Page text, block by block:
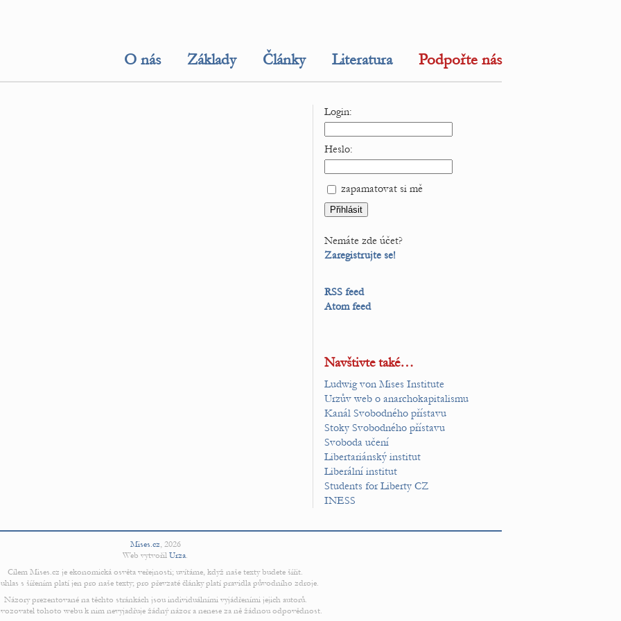
O nás Základy Články Literatura Podpořte nás
Login:
Heslo:
zapamatovat si mě
Nemáte zde účet?
Zaregistrujte se!
RSS feed
Atom feed
Navštivte také…
Ludwig von Mises Institute
Urzův web o anarchokapitalismu
Kanál Svobodného přístavu
Stoky Svobodného přístavu
Svoboda učení
Libertariánský institut
Liberální institut
Students for Liberty CZ
INESS
Mises.cz, 2026
Web vytvořil Urza.
Cílem Mises.cz je ekonomická osvěta veřejnosti; uvítáme, když naše texty budete šířit.
s šířením platí jen pro naše texty; pro převzaté články platí pravidla původního zdroje.
Názory prezentované na těchto stránkách jsou individuálními vyjádřeními jejich autorů.
tohoto webu k nim nevyjadřuje žádný názor a nenese za ně žádnou odpovědnost.